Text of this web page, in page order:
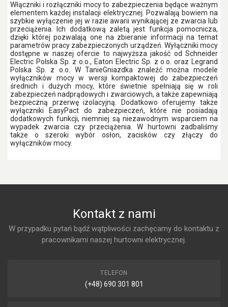
Włączniki i rozłączniki mocy to zabezpieczenia będące ważnym
elementem każdej instalacji elektrycznej. Pozwalają bowiem na
szybkie wyłączenie jej w razie awarii wynikającej ze zwarcia lub
przeciążenia. Ich dodatkową zaletą jest funkcja pomocnicza,
dzięki której pozwalają one na zbieranie informacji na temat
parametrów pracy zabezpieczonych urządzeń. Wyłączniki mocy
dostępne w naszej ofercie to najwyższa jakość od Schneider
Electric Polska Sp. z o.o., Eaton Electric Sp. z o.o. oraz Legrand
Polska Sp. z o.o. W TanieGniazdka znaleźć można modele
wyłączników mocy w wersji kompaktowej do zabezpieczeń
średnich i dużych mocy, które świetnie spełniają się w roli
zabezpieczeń nadprądowych i zwarciowych, a także zapewniają
bezpieczną przerwę izolacyjną. Dodatkowo oferujemy także
wyłączniki EasyPact do zabezpieczeń, które nie posiadają
dodatkowych funkcji, niemniej są niezawodnym wsparciem na
wypadek zwarcia czy przeciążenia. W hurtowni zadbaliśmy
także o szeroki wybór osłon, zacisków czy złączy do
wyłączników mocy.
Kontakt z nami
W przypadku pytań bądź wątpliwości zachęcamy do kontaktu z
pracownikami naszej hurtowni elektrycznej.
TELEFON
(+48) 690 301 801